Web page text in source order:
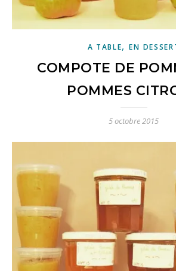
A TABLE,EN
COMPOTE DE
POMMES
5 octobre 2015